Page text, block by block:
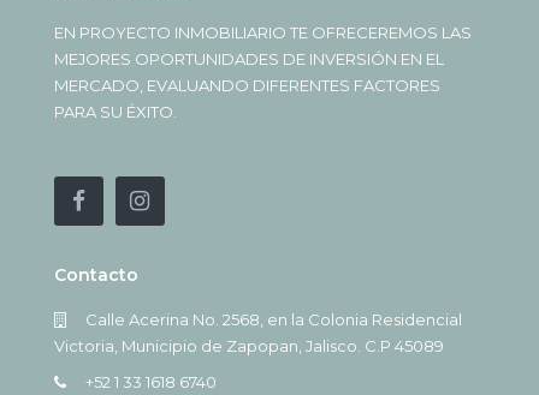
EN PROYECTO INMOBILIARIO TE OFRECEREMOS LAS
MEJORES OPORTUNIDADES DE INVERSIÓN EN EL
MERCADO, EVALUANDO DIFERENTES FACTORES
PARA SU ÉXITO.
Contacto
Calle Acerina No. 2568, en la Colonia Residencial
Victoria, Municipio de Zapopan, Jalisco. C.P 45089
+52 1 33 1618 6740